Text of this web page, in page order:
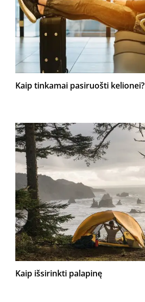
Kaip tinkamai pasiruošti kelionei?
Kaip išsirinkti palapinę